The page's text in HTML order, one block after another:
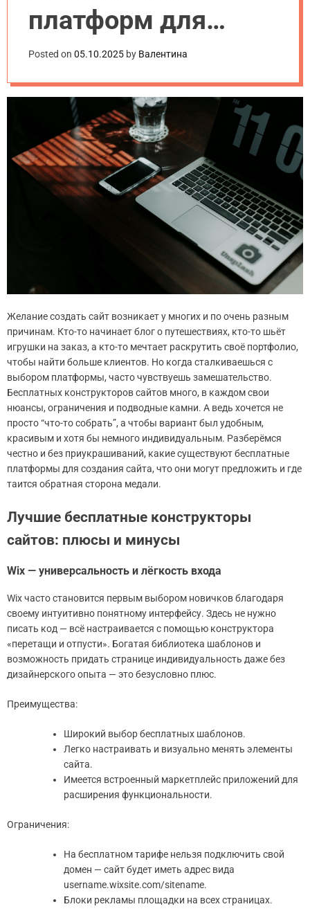
платформ для
создания сайта:
плюсы и минусы
Posted on 05.10.2025 by Валентина
Желание создать сайт возникает у многих и по очень разным
причинам. Кто-то начинает блог о путешествиях, кто-то шьёт
игрушки на заказ, а кто-то мечтает раскрутить своё портфолио,
чтобы найти больше клиентов. Но когда сталкиваешься с
выбором платформы, часто чувствуешь замешательство.
Бесплатных конструкторов сайтов много, в каждом свои
нюансы, ограничения и подводные камни. А ведь хочется не
просто “что-то собрать”, а чтобы вариант был удобным,
красивым и хотя бы немного индивидуальным. Разберёмся
честно и без приукрашиваний, какие существуют бесплатные
платформы для создания сайта, что они могут предложить и где
таится обратная сторона медали.
Лучшие бесплатные конструкторы
сайтов: плюсы и минусы
Wix — универсальность и лёгкость входа
Wix часто становится первым выбором новичков благодаря
своему интуитивно понятному интерфейсу. Здесь не нужно
писать код — всё настраивается с помощью конструктора
«перетащи и отпусти». Богатая библиотека шаблонов и
возможность придать странице индивидуальность даже без
дизайнерского опыта — это безусловно плюс.
Преимущества:
Широкий выбор бесплатных шаблонов.
Легко настраивать и визуально менять элементы
сайта.
Имеется встроенный маркетплейс приложений для
расширения функциональности.
Ограничения:
На бесплатном тарифе нельзя подключить свой
домен — сайт будет иметь адрес вида
username.wixsite.com/sitename.
Блоки рекламы площадки на всех страницах.